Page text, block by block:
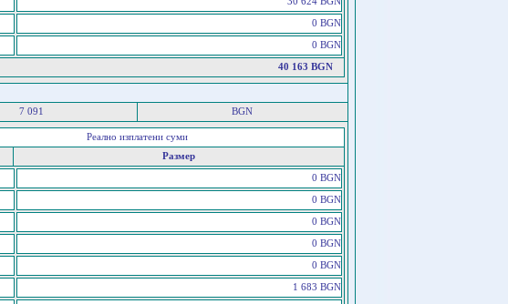
0 BGN
0 BGN
40 163 BGN
7 091 BGN
Реално изплатени суми
Размер
0 BGN
0 BGN
0 BGN
0 BGN
0 BGN
1 683 BGN